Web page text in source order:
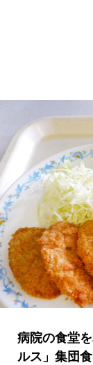
病院の食堂
ルス」集団